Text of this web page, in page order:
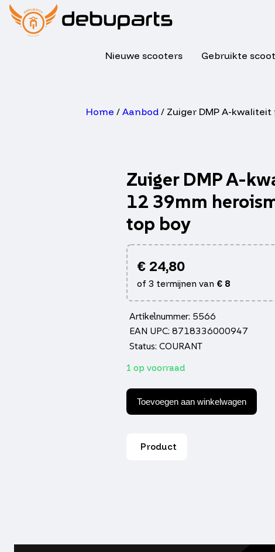
Nieuwe scooters Gebruikte
Home / Aanbod/ Zuiger DMP A-kwaliteit
Zuiger DMP A-
12 39mm
top boy
€24,80
of 3 termijnen van €8
Artikelnummer: 5566
EAN UPC: 8718336000947
Status: COURANT
1 op voorraad
DMP
kwaliteit
39mm
Toevoegen aan winkelwagen
Product